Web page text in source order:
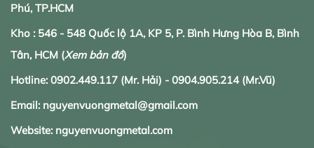
Phú, TP.HCM
Kho : 546 - 548 Quốc lộ 1A, KP 5, P. Bình Hưng Hòa B, Bình
Tân, HCM (Xem bản đồ)
Hotline: 0902.449.117 (Mr. Hải) - 0904.905.214(Mr.Vũ)
Email: nguyenvuongmetal@gmail.com
Website: nguyenvuongmetal.com